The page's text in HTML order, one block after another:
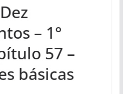
– 1°
57 –
básicas